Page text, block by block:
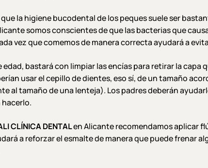
la higiene bucodental de los peques suele ser
somos conscientes de que las bacterias que
vez que comemos de manera correcta ayudará a
edad, bastará con limpiar las encías para retirar la capa
usar el cepillo de dientes, eso sí, de un tamaño
al tamaño de una lenteja). Los padres deberán
hacerlo.
CLÍNICA DENTALen Alicante recomendamos aplicar
a reforzar el esmalte de manera que puede frenar